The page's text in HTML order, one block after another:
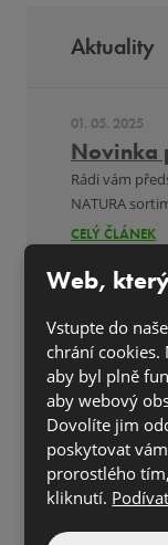
Aktuality
Novinka
01. 05. 2025
Rádi vám
NATURA
CELÝ ČLÁNEK
DALŠÍ
Časté
Proč
Web,
Vstupte do
chrání cookies.
aby byl plně
aby webový
Dovolíte jim
poskytovat
prorostlého
kliknutí.